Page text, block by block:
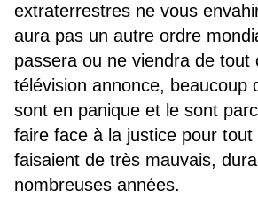
extraterrestres ne vous
aura pas un autre ordre
passera ou ne viendra de tout
télévision annonce, beaucoup
sont en panique et le sont
faire face à la justice pour tout
faisaient de très mauvais,
nombreuses années.